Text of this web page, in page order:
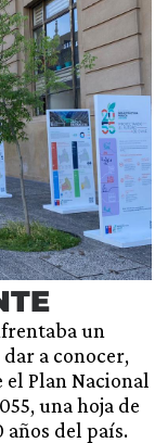
un
a conocer,
Plan Nacional
una hoja de
años del país.